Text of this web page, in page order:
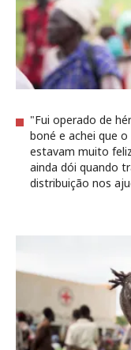
"Fui operado de
boné e achei que
estavam muito
ainda dói quando
distribuição nos